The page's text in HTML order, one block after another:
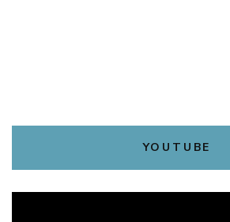
YOUTUBE